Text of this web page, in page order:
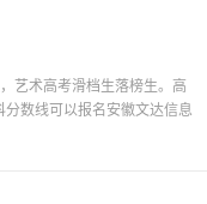
艺术高考滑档生落榜生。高
数线可以报名安徽文达信息